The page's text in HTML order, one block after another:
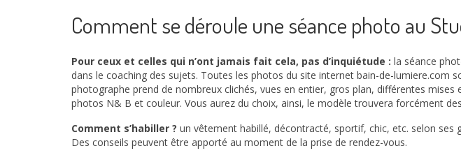
Comment se déroule une séance photo au
Pour ceux et celles qui n’ont jamais fait cela, pas d’inquiétude : la séance
dans le coaching des sujets. Toutes les photos du site internet bain-de-lumiere.com
photographe prend de nombreux clichés, vues en entier, gros plan, différentes
photos N& B et couleur. Vous aurez du choix, ainsi, le modèle trouvera forcément
Comment s’habiller ? un vêtement habillé, décontracté, sportif, chic, etc. selon
Des conseils peuvent être apporté au moment de la prise de rendez-vous.